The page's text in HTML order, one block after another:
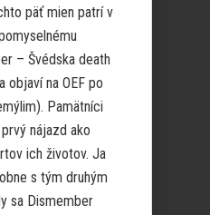
päť mien patrí v
– Švédska death
objaví na OEF po
Pamätníci
nájazd ako
ich životov. Ja
s tým druhým
sa Dismember